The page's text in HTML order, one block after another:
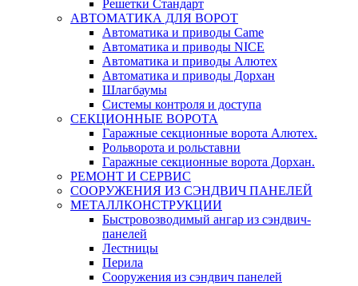
Решетки Стандарт
АВТОМАТИКА ДЛЯ ВОРОТ
Автоматика и приводы Came
Автоматика и приводы NICE
Автоматика и приводы Алютех
Автоматика и приводы Дорхан
Шлагбаумы
Системы контроля и доступа
СЕКЦИОННЫЕ ВОРОТА
Гаражные секционные ворота Алютех.
Рольворота и рольставни
Гаражные секционные ворота Дорхан.
РЕМОНТ И СЕРВИС
СООРУЖЕНИЯ ИЗ СЭНДВИЧ ПАНЕЛЕЙ
МЕТАЛЛКОНСТРУКЦИИ
Быстровозводимый ангар из сэндвич-
панелей
Лестницы
Перила
Сооружения из сэндвич панелей